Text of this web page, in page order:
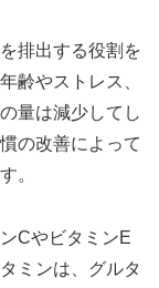
排出する役割を
齢やストレス、
量は減少してし
の改善によって
。
CやビタミンE
ミンは、グルタ